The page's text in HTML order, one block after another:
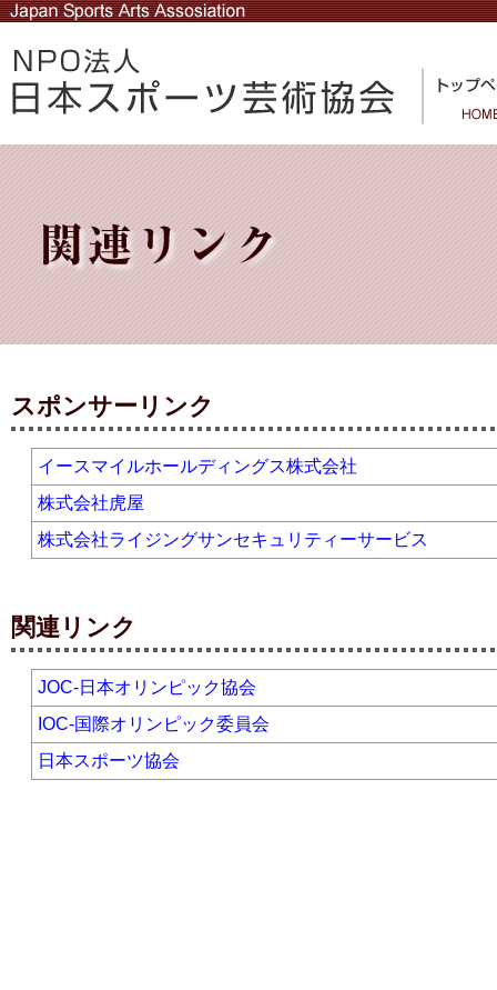
スポンサーリンク
イースマイルホールディングス株式会社
株式会社虎屋
株式会社ライジングサンセキュリティーサービス
関連リンク
JOC-日本オリンピック協会
IOC-国際オリンピック委員会
日本スポーツ協会